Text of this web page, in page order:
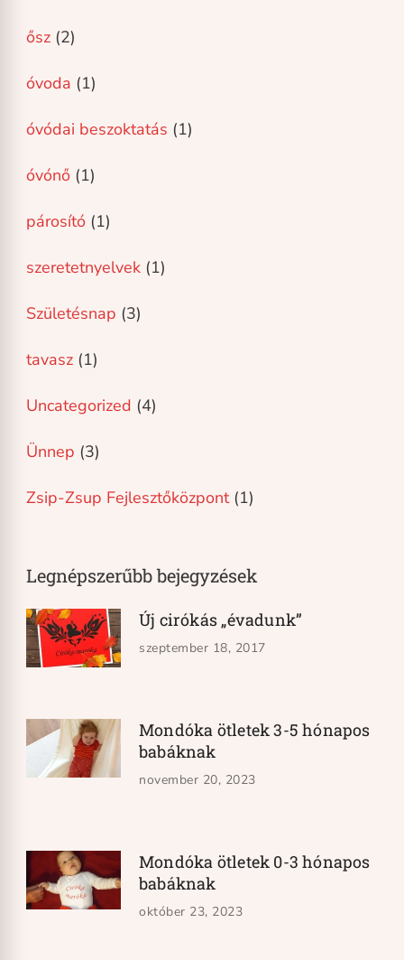
ősz (2)
óvoda (1)
óvódai beszoktatás (1)
óvónő (1)
párosító (1)
szeretetnyelvek (1)
Születésnap (3)
tavasz (1)
Uncategorized (4)
Ünnep (3)
Zsip-Zsup Fejlesztőközpont(1)
Legnépszerűbb bejegyzések
Új cirókás „évadunk”
szeptember 18, 2017
Mondóka ötletek 3-5 hónapos
babáknak
november 20, 2023
Mondóka ötletek 0-3 hónapos
babáknak
október 23, 2023